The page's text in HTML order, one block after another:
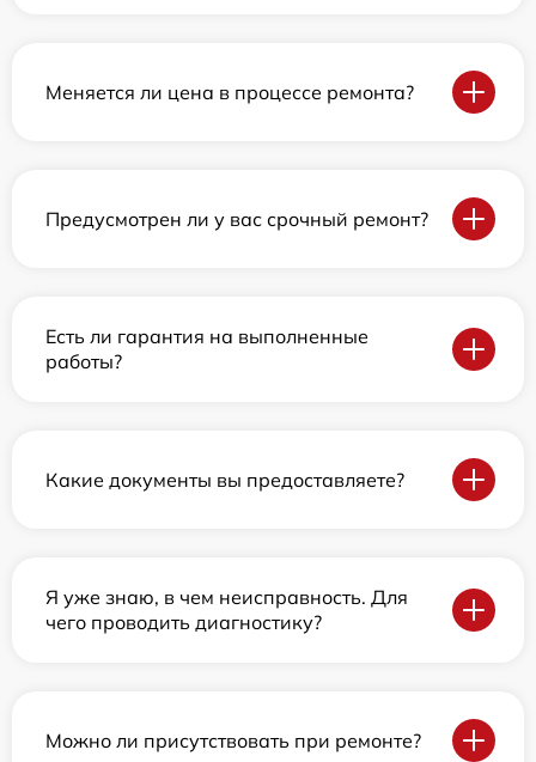
Меняется ли цена в процессе ремонта?
Предусмотрен ли у вас срочный ремонт?
Есть ли гарантия на выполненные
работы?
Какие документы вы предоставляете?
Я уже знаю, в чем неисправность. Для
чего проводить диагностику?
Можно ли присутствовать при ремонте?